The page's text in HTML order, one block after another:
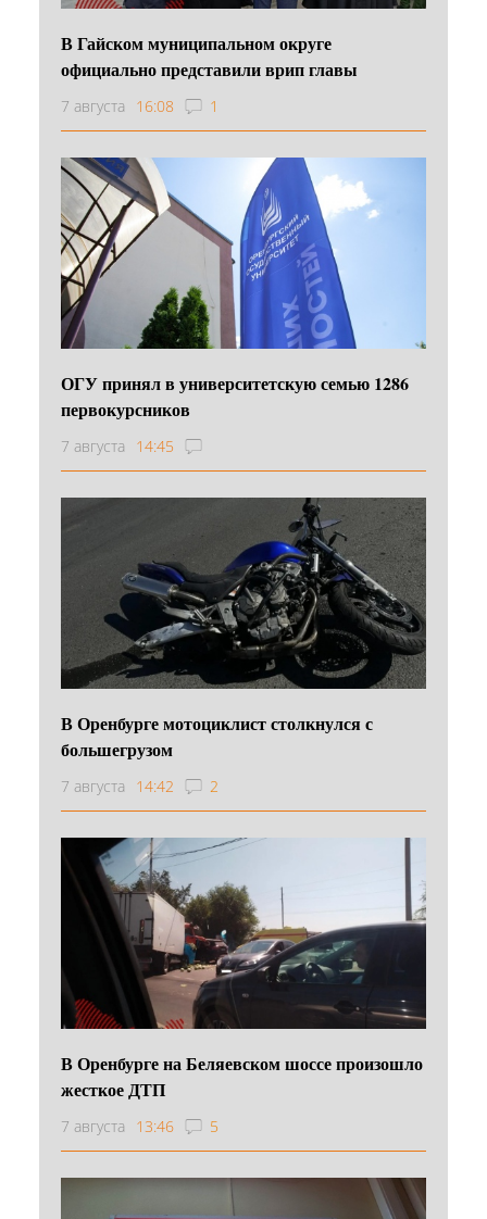
В Гайском муниципальном округе
официально представили врип главы
7 августа 16:08 1
ОГУ принял в университетскую семью 1286
первокурсников
7 августа 14:45
В Оренбурге мотоциклист столкнулся с
большегрузом
7 августа 14:42 2
В Оренбурге на Беляевском шоссе произошло
жесткое ДТП
7 августа 13:46 5